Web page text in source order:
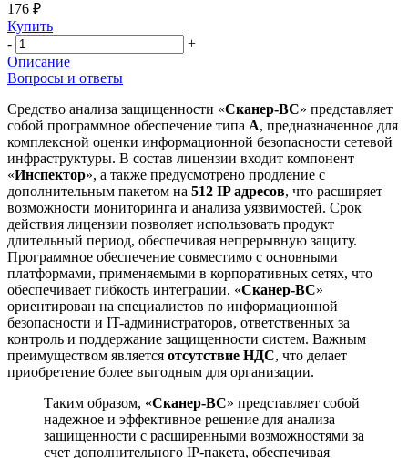
176 ₽
Купить
-
+
Описание
Вопросы и ответы
Средство анализа защищенности «Сканер-ВС» представляет
собой программное обеспечение типа А, предназначенное для
комплексной оценки информационной безопасности сетевой
инфраструктуры. В состав лицензии входит компонент
«Инспектор», а также предусмотрено продление с
дополнительным пакетом на 512 IP адресов, что расширяет
возможности мониторинга и анализа уязвимостей. Срок
действия лицензии позволяет использовать продукт
длительный период, обеспечивая непрерывную защиту.
Программное обеспечение совместимо с основными
платформами, применяемыми в корпоративных сетях, что
обеспечивает гибкость интеграции. «Сканер-ВС»
ориентирован на специалистов по информационной
безопасности и IT-администраторов, ответственных за
контроль и поддержание защищенности систем. Важным
преимуществом является отсутствие НДС, что делает
приобретение более выгодным для организации.
Таким образом, «Сканер-ВС» представляет собой
надежное и эффективное решение для анализа
защищенности с расширенными возможностями за
счет дополнительного IP-пакета, обеспечивая